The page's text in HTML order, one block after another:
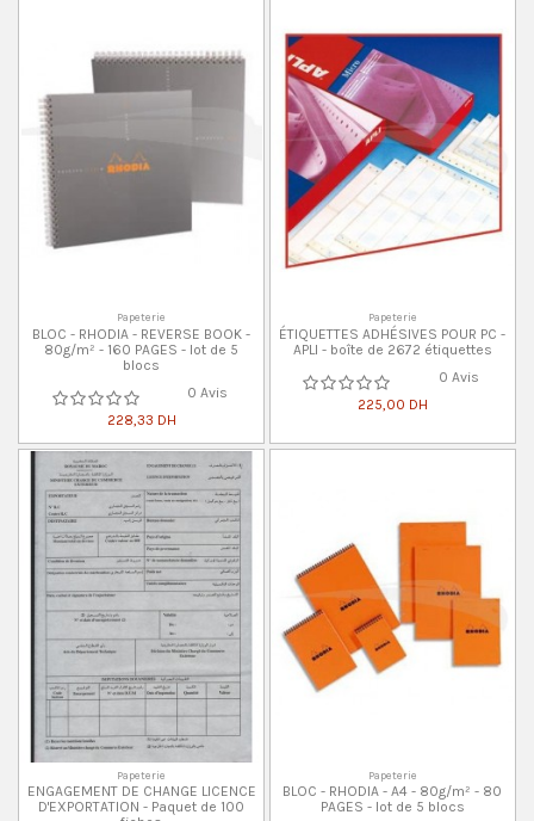
Papeterie
BLOC - RHODIA - REVERSE BOOK -
80g/m² - 160 PAGES - lot de 5
blocs
0 Avis
228,33 DH
Papeterie
ÉTIQUETTES ADHÉSIVES POUR PC -
APLI - boîte de 2672 étiquettes
0 Avis
225,00 DH
Papeterie
ENGAGEMENT DE CHANGE LICENCE
D'EXPORTATION - Paquet de 100
Papeterie
BLOC - RHODIA - A4 - 80g/m² - 80
PAGES - lot de 5 blocs